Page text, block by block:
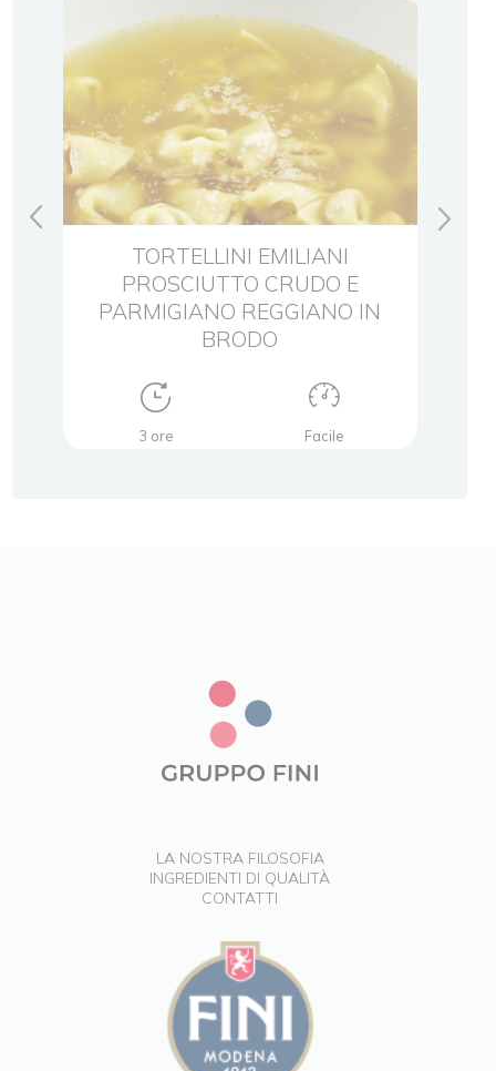
TORTELLINI EMILIANI
PROSCIUTTO CRUDO E
PARMIGIANO REGGIANO IN
BRODO
3 ore Facile
LA NOSTRA FILOSOFIA
INGREDIENTI DI QUALITÀ
CONTATTI